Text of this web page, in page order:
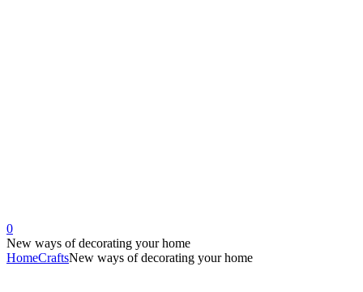
0
New ways of decorating your home
HomeCraftsNew ways of decorating your home